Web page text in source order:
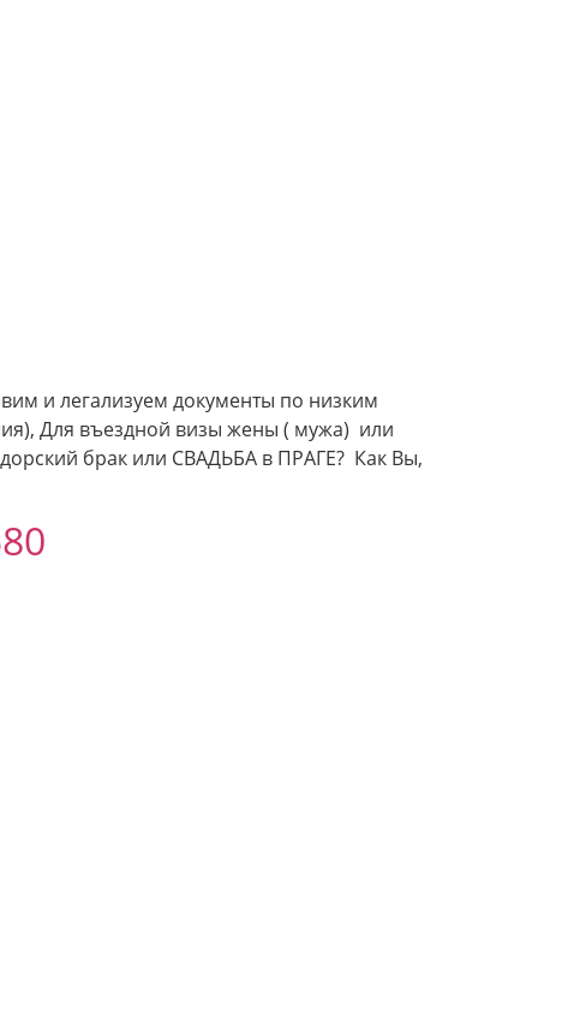
и легализуем документы по низким
Для въездной визы жены ( мужа) или
брак или СВАДЬБА в ПРАГЕ? Как Вы,